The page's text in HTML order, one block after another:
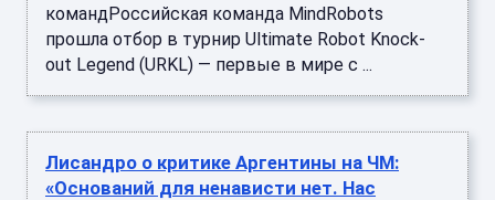
командРоссийская команда MindRobots
прошла отбор в турнир Ultimate Robot Knock-
out Legend (URKL) — первые в мире с ...
Лисандро о критике Аргентины на ЧМ:
«Оснований для ненависти нет. Нас